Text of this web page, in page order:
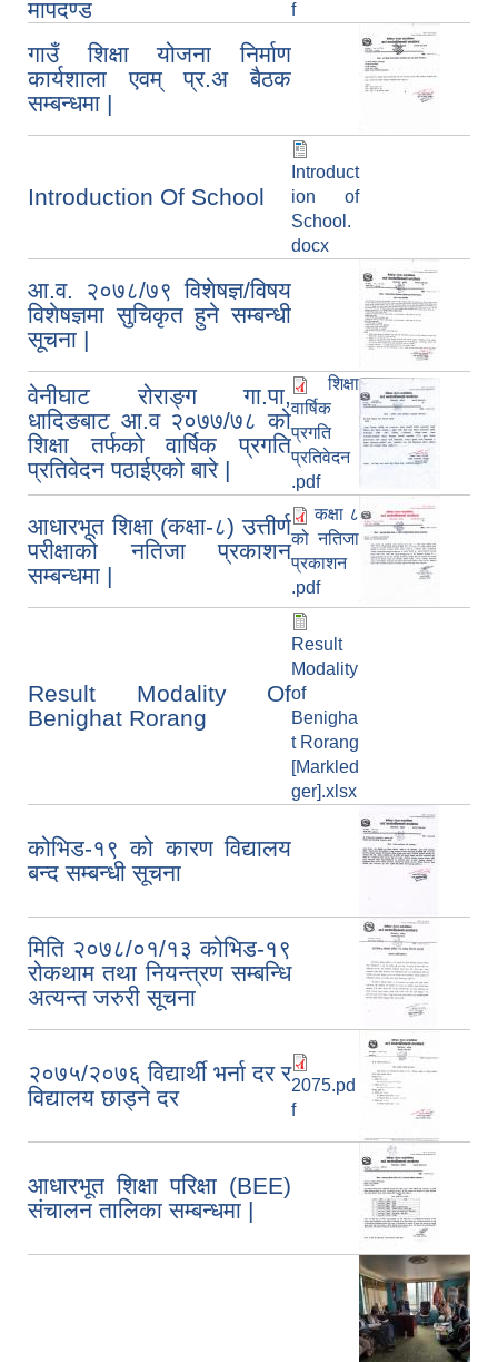
मापदण्ड f
गाउँ शिक्षा योजना निर्माण
कार्यशाला एवम् प्र.अ बैठक
सम्बन्धमा |
Introduction Of School
Introduct
ion of
School.
docx
आ.व. २०७८/७९ विशेषज्ञ/विषय
विशेषज्ञमा सुचिकृत हुने सम्बन्धी
सूचना |
वेनीघाट रोराङ्ग गा.पा,
धादिङबाट आ.व २०७७/७८ को
शिक्षा तर्फको वार्षिक प्रगति
प्रतिवेदन पठाईएको बारे |
शिक्षा
वार्षिक
प्रगति
प्रतिवेदन
.pdf
आधारभूत शिक्षा (कक्षा-८) उत्तीर्ण
परीक्षाको नतिजा प्रकाशन
सम्बन्धमा |
कक्षा ८
को नतिजा
प्रकाशन
.pdf
Result Modality Of
Benighat Rorang
Result
Modality
of
Benigha
t Rorang
[Markled
ger].xlsx
कोभिड-१९ को कारण विद्यालय
बन्द सम्बन्धी सूचना
मिति २०७८/०१/१३ कोभिड-१९
रोकथाम तथा नियन्त्रण सम्बन्धि
अत्यन्त जरुरी सूचना
२०७५/२०७६ विद्यार्थी भर्ना दर र
विद्यालय छाड्ने दर
2075.pd
f
आधारभूत शिक्षा परिक्षा (BEE)
संचालन तालिका सम्बन्धमा |